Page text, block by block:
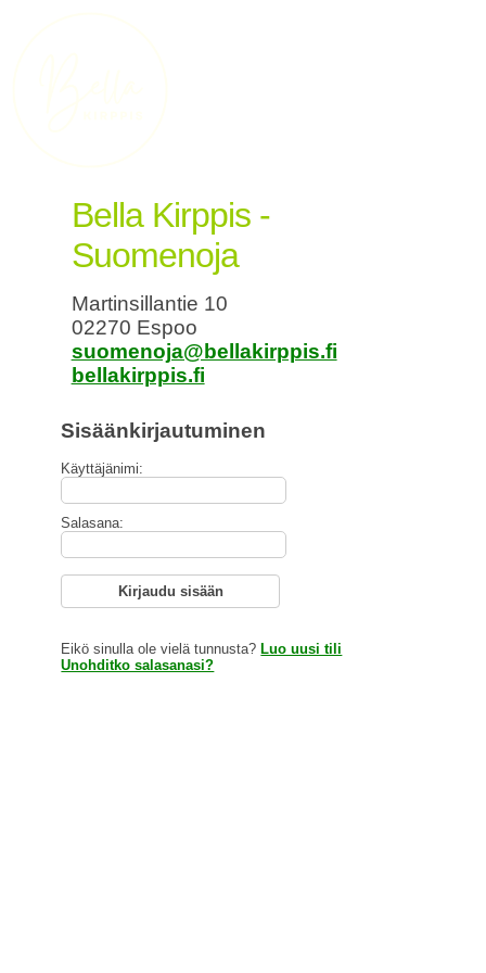
Bella Kirppis -
Suomenoja
Martinsillantie 10
02270 Espoo
suomenoja@bellakirppis.fi
bellakirppis.fi
Sisäänkirjautuminen
Käyttäjänimi:
Salasana:
Kirjaudu sisään
Eikö sinulla ole vielä tunnusta? Luo uusi tili
Unohditko salasanasi?